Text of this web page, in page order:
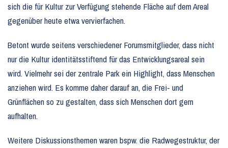
sich die für Kultur zur Verfügung stehende Fläche auf dem Areal
gegenüber heute etwa vervierfachen.
Betont wurde seitens verschiedener Forumsmitglieder, dass nicht
nur die Kultur identitätsstiftend für das Entwicklungsareal sein
wird. Vielmehr sei der zentrale Park ein Highlight, dass Menschen
anziehen wird. Es komme daher darauf an, die Frei- und
Grünflächen so zu gestalten, dass sich Menschen dort gern
aufhalten.
Weitere Diskussionsthemen waren bspw. die Radwegestruktur, der